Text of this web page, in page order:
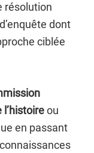
résolution
dont
ciblée
l’histoireou
en passant